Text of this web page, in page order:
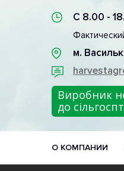
С 8.00 -
м.
Виробник
до
О КОМПАНИИ